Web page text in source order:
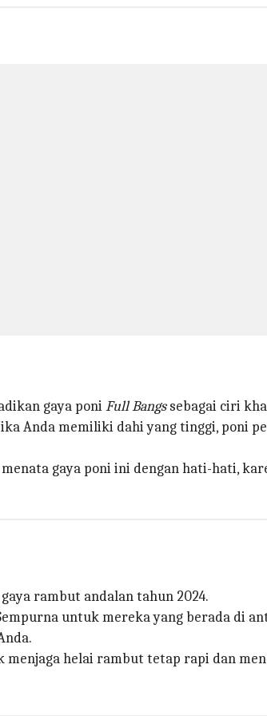
gaya poniFull Bangssebagai ciri
Anda memiliki dahi yang tinggi, poni
gaya poni ini dengan hati-hati,
rambut andalan tahun 2024.
untuk mereka yang berada di
helai rambut tetap rapi dan